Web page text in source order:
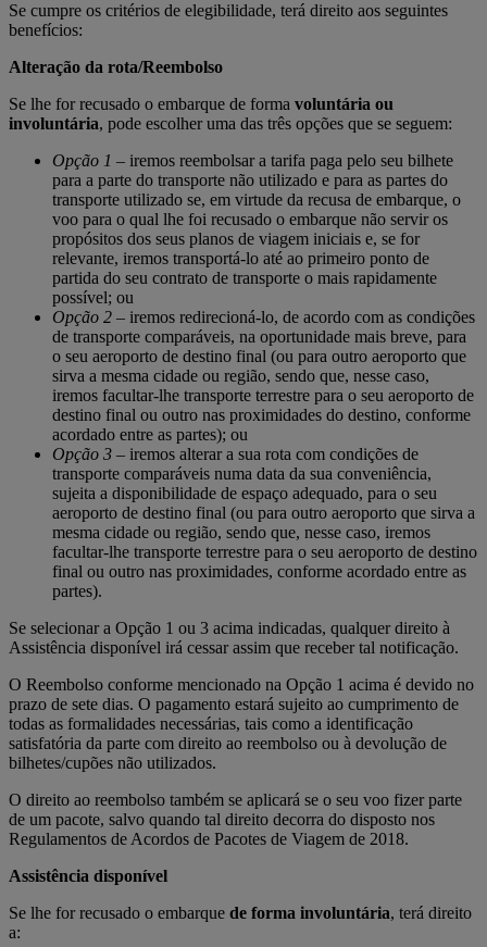
Se cumpre os critérios de elegibilidade, terá direito aos seguintes
benefícios:
Alteração da rota/Reembolso
Se lhe for recusado o embarque de forma voluntária ou
involuntária, pode escolher uma das três opções que se seguem:
Opção 1 – iremos reembolsar a tarifa paga pelo seu bilhete
para a parte do transporte não utilizado e para as partes do
transporte utilizado se, em virtude da recusa de embarque, o
voo para o qual lhe foi recusado o embarque não servir os
propósitos dos seus planos de viagem iniciais e, se for
relevante, iremos transportá-lo até ao primeiro ponto de
partida do seu contrato de transporte o mais rapidamente
possível; ou
Opção 2 – iremos redirecioná-lo, de acordo com as condições
de transporte comparáveis, na oportunidade mais breve, para
o seu aeroporto de destino final (ou para outro aeroporto que
sirva a mesma cidade ou região, sendo que, nesse caso,
iremos facultar-lhe transporte terrestre para o seu aeroporto de
destino final ou outro nas proximidades do destino, conforme
acordado entre as partes); ou
Opção 3 – iremos alterar a sua rota com condições de
transporte comparáveis numa data da sua conveniência,
sujeita a disponibilidade de espaço adequado, para o seu
aeroporto de destino final (ou para outro aeroporto que sirva a
mesma cidade ou região, sendo que, nesse caso, iremos
facultar-lhe transporte terrestre para o seu aeroporto de destino
final ou outro nas proximidades, conforme acordado entre as
partes).
Se selecionar a Opção 1 ou 3 acima indicadas, qualquer direito à
Assistência disponível irá cessar assim que receber tal notificação.
O Reembolso conforme mencionado na Opção 1 acima é devido no
prazo de sete dias. O pagamento estará sujeito ao cumprimento de
todas as formalidades necessárias, tais como a identificação
satisfatória da parte com direito ao reembolso ou à devolução de
bilhetes/cupões não utilizados.
O direito ao reembolso também se aplicará se o seu voo fizer parte
de um pacote, salvo quando tal direito decorra do disposto nos
Regulamentos de Acordos de Pacotes de Viagem de 2018.
Assistência disponível
Se lhe for recusado o embarque de forma involuntária, terá direito
a: